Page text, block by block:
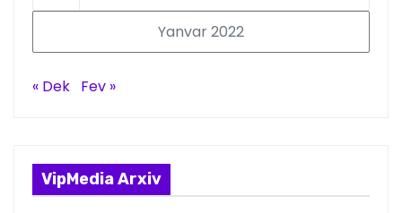
Yanvar 2022
« Dek Fev »
VipMedia Arxiv